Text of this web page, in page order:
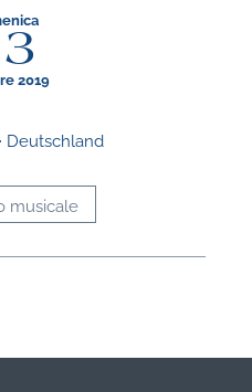
2019
Deutschland
musicale